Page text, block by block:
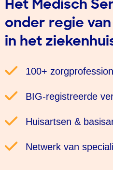
Het Medisch
onder regie
in het
100+
BIG-registreerde
Huisartsen &
Netwerk van